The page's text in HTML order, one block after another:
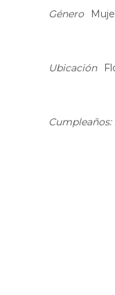
Género
Ubicación
Cumpleaños: